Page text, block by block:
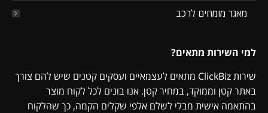
מאגר מומחים לרכב
למי השירות מתאים?
שירות ClickBiz מתאים לעצמאיים ועסקים קטנים שיש להם צורך
באתר קטן וממוקד, במחיר קטן. אנו בונים לכל לקוח מוצר
בהתאמה אישית מבלי לשלם אלפי שקלים הקמה, כך שהלקוח